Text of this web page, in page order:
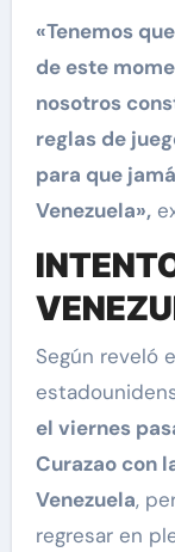
«Tenemos
de este
nosotros
reglas de
para que
Venezuela»,
Según reveló
el viernes
Curazao con
Venezuela,
regresar en